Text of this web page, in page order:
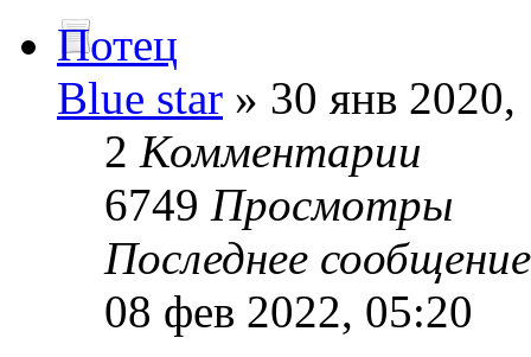
Потец
Blue star » 30 янв 2020,
2 Комментарии
6749 Просмотры
Последнее
08 фев 2022, 05:20